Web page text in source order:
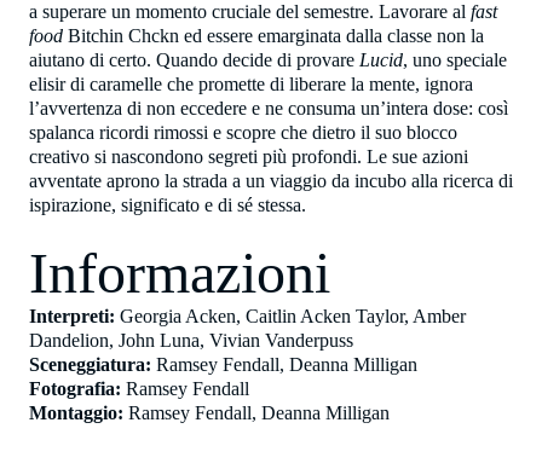
a superare un momento cruciale del semestre. Lavorare al fast
food Bitchin Chckn ed essere emarginata dalla classe non la
aiutano di certo. Quando decide di provare Lucid, uno speciale
elisir di caramelle che promette di liberare la mente, ignora
l’avvertenza di non eccedere e ne consuma un’intera dose: così
spalanca ricordi rimossi e scopre che dietro il suo blocco
creativo si nascondono segreti più profondi. Le sue azioni
avventate aprono la strada a un viaggio da incubo alla ricerca di
ispirazione, significato e di sé stessa.
Informazioni
Interpreti: Georgia Acken, Caitlin Acken Taylor, Amber
Dandelion, John Luna, Vivian Vanderpuss
Sceneggiatura: Ramsey Fendall, Deanna Milligan
Fotografia: Ramsey Fendall
Montaggio: Ramsey Fendall, Deanna Milligan